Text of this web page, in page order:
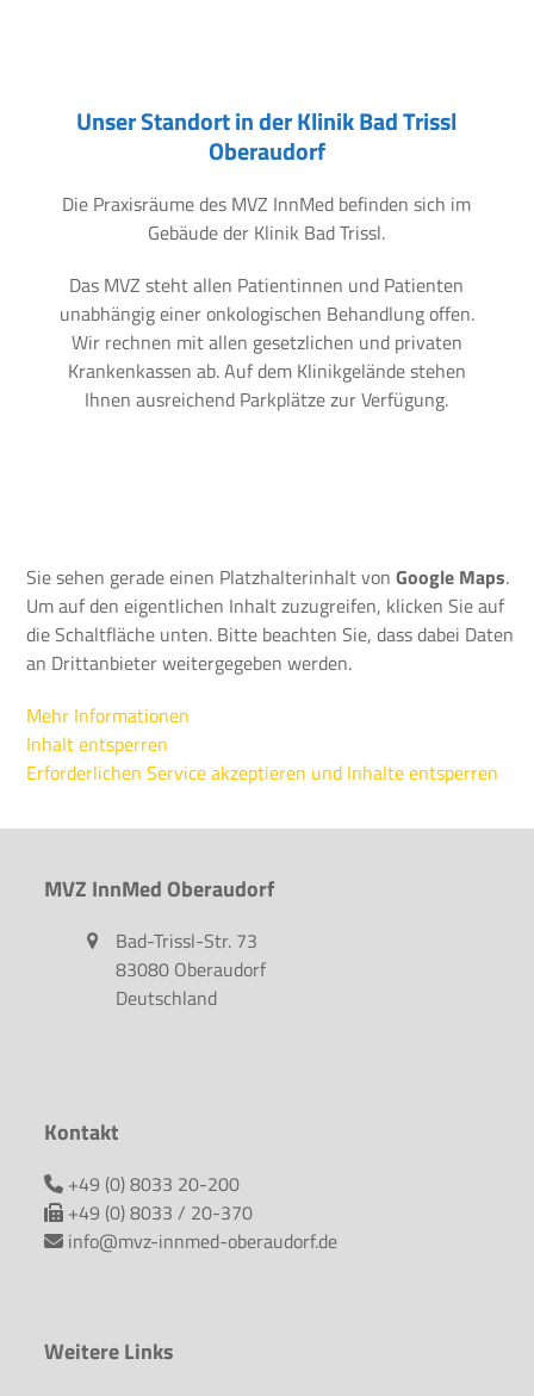
Unser Standort in der Klinik Bad Trissl
Oberaudorf
Die Praxisräume des MVZ InnMed befinden sich im
Gebäude der Klinik Bad Trissl.
Das MVZ steht allen Patientinnen und Patienten
unabhängig einer onkologischen Behandlung offen.
Wir rechnen mit allen gesetzlichen und privaten
Krankenkassen ab. Auf dem Klinikgelände stehen
Ihnen ausreichend Parkplätze zur Verfügung.
Sie sehen gerade einen Platzhalterinhalt vonGoogle Maps.
Um auf den eigentlichen Inhalt zuzugreifen, klicken Sie auf
die Schaltfläche unten. Bitte beachten Sie, dass dabei Daten
an Drittanbieter weitergegeben werden.
Mehr Informationen
Inhalt entsperren
Erforderlichen Service akzeptieren und Inhalte entsperren
MVZ InnMed Oberaudorf
Bad-Trissl-Str. 73
83080 Oberaudorf
Deutschland
Kontakt
+49 (0) 8033 20-200
+49 (0) 8033 / 20-370
info@mvz-innmed-oberaudorf.de
Weitere Links